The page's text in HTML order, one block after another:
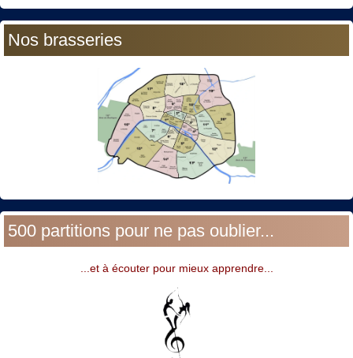
Nos brasseries
500 partitions pour ne pas oublier...
...et à écouter pour mieux apprendre...